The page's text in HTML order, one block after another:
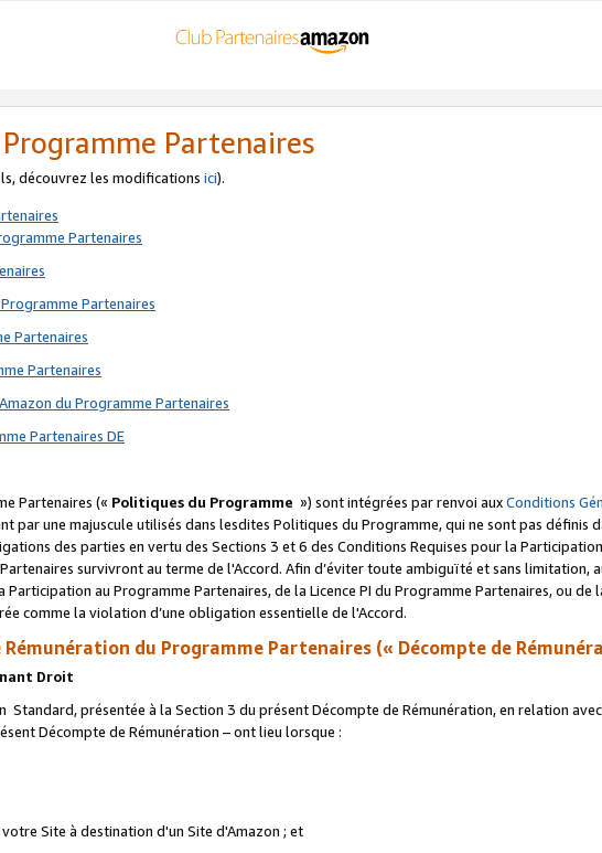
Partenaires
découvrez les modifications ici).
Partenaires
Partenaires
Partenaires
Partenaires
du Programme Partenaires
Partenaires DE
Partenaires (« Politiques du Programme ») sont intégrées par renvoi auxConditions
par une majuscule utilisés dans lesdites Politiques du Programme, qui ne sont pas définis
des parties en vertu des Sections 3 et 6 des Conditions Requises pour la
survivront au terme de l'Accord. Afin d’éviter toute ambiguïté et sans limitation,
au Programme Partenaires, de la Licence PI du Programme Partenaires, ou de
comme la violation d’une obligation essentielle de l'Accord.
Rémunération du Programme Partenaires (« Décompte de
Droit
Standard, présentée à la Section 3 du présent Décompte de Rémunération, en relation
Décompte de Rémunération – ont lieu lorsque :
Site à destination d'un Site d'Amazon ; et